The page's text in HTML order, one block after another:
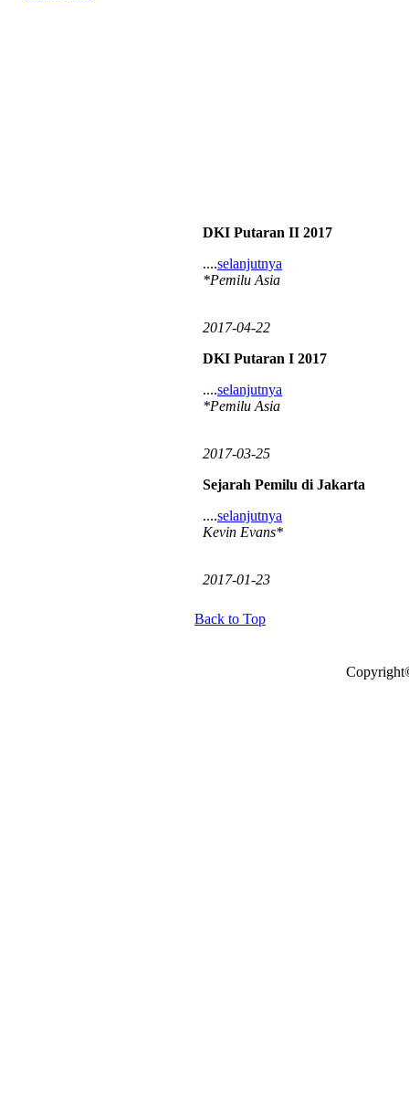
DKI Putaran II 2017
....selanjutnya
*Pemilu Asia
2017-04-22
DKI Putaran I 2017
....selanjutnya
*Pemilu Asia
2017-03-25
Sejarah Pemilu di Jakarta
....selanjutnya
Kevin Evans*
2017-01-23
Back to Top